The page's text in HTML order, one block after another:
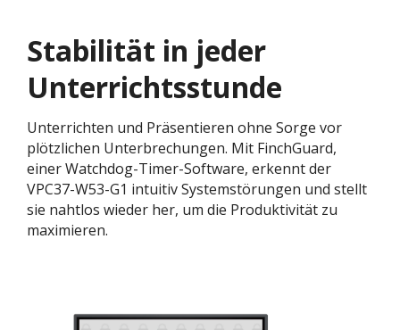
Stabilität in jeder
Unterrichtsstunde
Unterrichten und Präsentieren ohne Sorge vor
plötzlichen Unterbrechungen. Mit FinchGuard,
einer Watchdog-Timer-Software, erkennt der
VPC37-W53-G1 intuitiv Systemstörungen und stellt
sie nahtlos wieder her, um die Produktivität zu
maximieren.